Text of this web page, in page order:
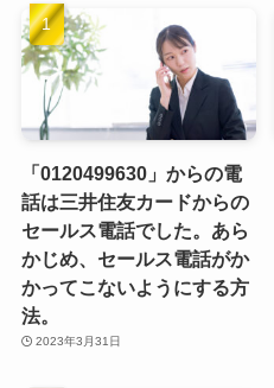
「0120499630」からの電
話は三井住友カードからの
セールス電話でした。あら
かじめ、セールス電話がか
かってこないようにする方
法。
2023年3月31日